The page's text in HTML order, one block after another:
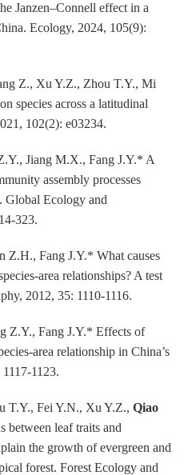
Janzen–Connell effect in a
Ecology, 2024, 105(9):
Z., Xu Y.Z., Zhou T.Y., Mi
species across a latitudinal
102(2): e03234.
Jiang M.X., Fang J.Y.* A
assembly processes
Global Ecology and
323.
Z.H., Fang J.Y.* What causes
area relationships? A test
2012, 35: 1110-1116.
Z.Y., Fang J.Y.* Effects of
area relationship in China’s
1123.
T.Y., Fei Y.N., Xu Y.Z., Qiao
between leaf traits and
the growth of evergreen and
forest. Forest Ecology and